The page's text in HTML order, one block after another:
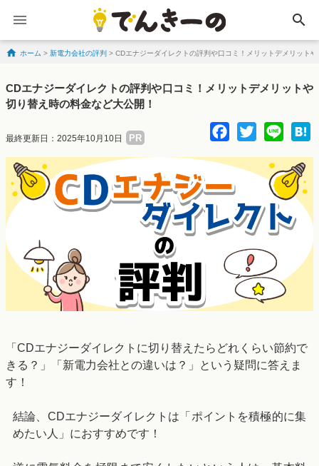
search
Skip to content
ホーム > 新電力会社の評判 > CDエナジーダイレクトの評判や口コミ！メリットデメリット
CDエナジーダイレクトの評判や口コミ！メリットデメリットや
切り替え時の料金など大公開！
最終更新日：2025年10月10日 PR
「CDエナジーダイレクトに切り替えたらどれくらい節約で
きる？」「新電力会社との違いは？」という疑問に答えま
す！
結論、CDエナジーダイレクトは「ポイントを積極的に集
めたい人」におすすめです！